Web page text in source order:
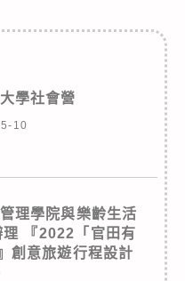
學社會營
10
理學院與樂齡生活
『2022「官田有
創意旅遊行程設計